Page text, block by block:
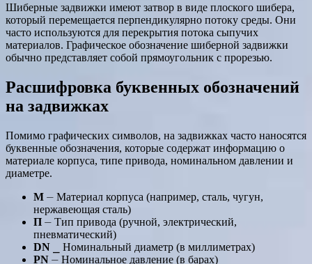
Шиберные задвижки имеют затвор в виде плоского шибера,
который перемещается перпендикулярно потоку среды. Они
часто используются для перекрытия потока сыпучих
материалов. Графическое обозначение шиберной задвижки
обычно представляет собой прямоугольник с прорезью.
Расшифровка буквенных обозначений
на задвижках
Помимо графических символов, на задвижках часто наносятся
буквенные обозначения, которые содержат информацию о
материале корпуса, типе привода, номинальном давлении и
диаметре.
М ⏤ Материал корпуса (например, сталь, чугун,
нержавеющая сталь)
П ⏤ Тип привода (ручной, электрический,
пневматический)
DN ⎯ Номинальный диаметр (в миллиметрах)
PN ⏤ Номинальное давление (в барах)